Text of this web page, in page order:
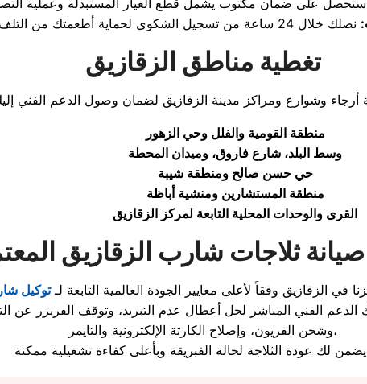
تغطية مناطق الزقازيق
منطقة القومية والفلل وحي الزهور
وسط البلد، شارع فاروق، وميدان المحطة
حي حسن صالح ومنطقة شيبة
منطقة المستشارين ومنشية أباظة
القرى والوحدات المحلية التابعة لمركز الزقازيق
ثلاجات شارب الزقازيق
في الزقازيق وفقاً لأعلى معايير الجودة العالمية التابعة لـتوكيل
وشحن الفريون، وإصلاح الكارتة الإلكترونية والتايمر،